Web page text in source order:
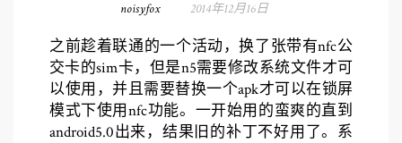
noisyfox 2014年12月16日
之前趁着联通的一个活动，换了张带有nfc公
交卡的sim卡，但是n5需要修改系统文件才可
以使用，并且需要替换一个apk才可以在锁屏
模式下使用nfc功能。一开始用的蛮爽的直到
android5.0出来，结果旧的补丁不好用了。系